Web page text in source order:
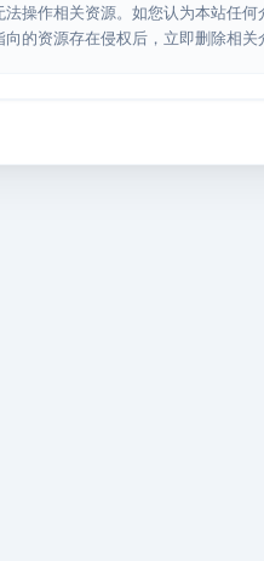
操作相关资源。如您认为本站任
的资源存在侵权后，立即删除相关